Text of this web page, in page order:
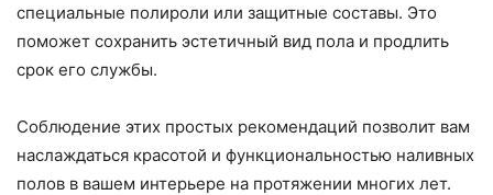
специальные полироли или защитные составы. Это
поможет сохранить эстетичный вид пола и продлить
срок его службы.
Соблюдение этих простых рекомендаций позволит вам
наслаждаться красотой и функциональностью наливных
полов в вашем интерьере на протяжении многих лет.